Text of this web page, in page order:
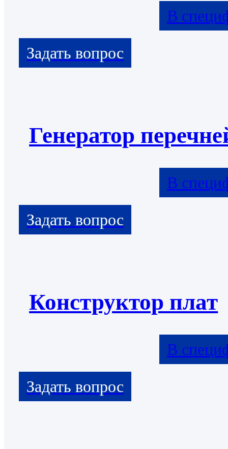
В
Генератор
В
Конструктор плат
В